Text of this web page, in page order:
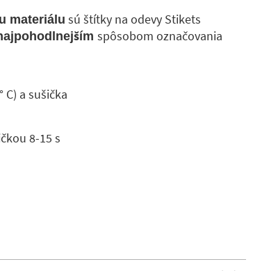
materiálu sú štítky na odevy Stikets
spôsobom označovania
C) a sušička
8-15 s